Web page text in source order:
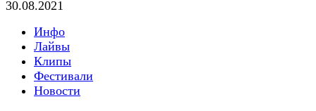
30.08.2021
Инфо
Лайвы
Клипы
Фестивали
Новости